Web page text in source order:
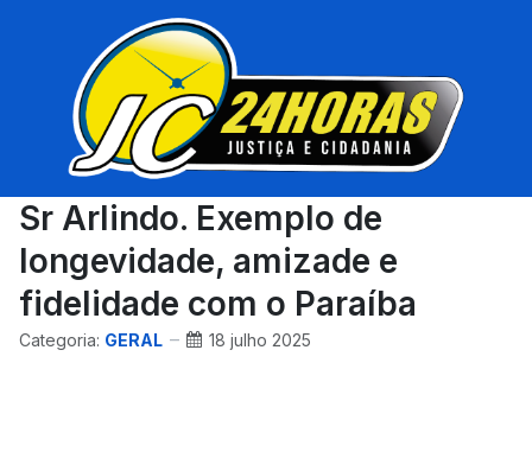
Sr Arlindo. Exemplo de
longevidade, amizade e
fidelidade com o Paraíba
Categoria: GERAL 18 julho 2025